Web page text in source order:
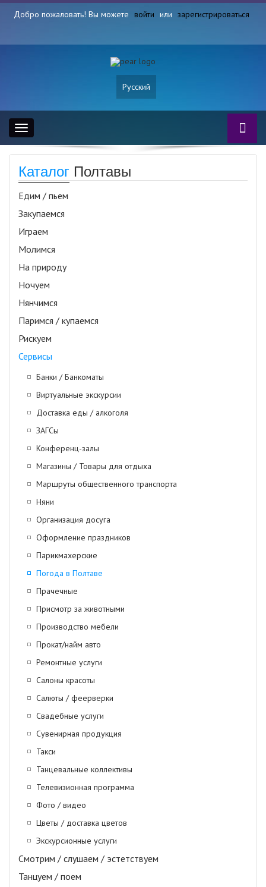
Добро пожаловать! Вы можете войти или зарегистрироваться
Русский
Toggle
navigation
Каталог Полтавы
Едим / пьем
Закупаемся
Играем
Молимся
На природу
Ночуем
Нянчимся
Паримся / купаемся
Рискуем
Сервисы
Банки / Банкоматы
Виртуальные экскурсии
Доставка еды / алкоголя
ЗАГСы
Конференц-залы
Магазины / Товары для отдыха
Маршруты общественного транспорта
Няни
Организация досуга
Оформление праздников
Парикмахерские
Погода в Полтаве
Прачечные
Присмотр за животными
Производство мебели
Прокат/найм авто
Ремонтные услуги
Салоны красоты
Салюты / феерверки
Свадебные услуги
Сувенирная продукция
Такси
Танцевальные коллективы
Телевизионная программа
Фото / видео
Цветы / доставка цветов
Экскурсионные услуги
Смотрим / слушаем / эстетствуем
Танцуем / поем